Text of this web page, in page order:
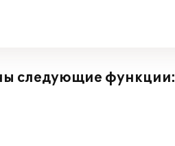
следующие функции: